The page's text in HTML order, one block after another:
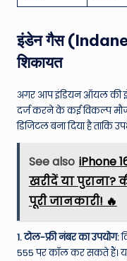
इंडेन गैस (Indane)
शिकायत
अगर आप इंडियन ऑयल की
दर्ज करने के कई विकल्प
डिजिटल बना दिया है ताकि
See also iPhone
खरीदें या पुराना?
पूरी जानकारी! 🔥
1. टोल-फ्री नंबर का उपयोग:
555 पर कॉल कर सकते हैं।